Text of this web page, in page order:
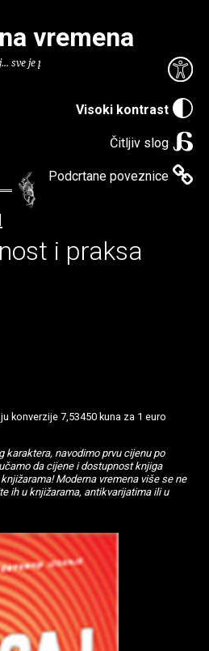
Visoki kontrast
Čitljiv slog
Podcrtane poveznice
vremena
sve je puno knjiga.
i praksa
konverzije 7,53450 kuna za 1 euro
karaktera, navodimo prvu cijenu po
da cijene i dostupnost knjiga
Moderna vremena više se ne
ih u knjižarama, antikvarijatima ili u